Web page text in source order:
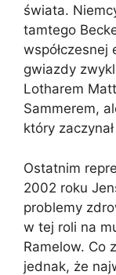
świata.
tamtego
współczesnej
gwiazdy
Lotharem
Sammerem,
który
Ostatnim
2002 roku
problemy
w tej roli na
Ramelow. Co
jednak, że